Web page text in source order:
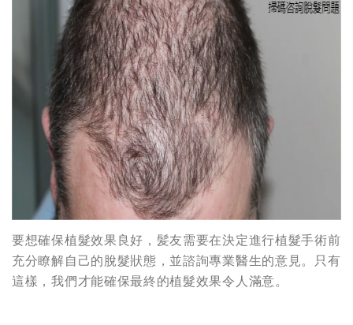
要想確保植髮效果良好，髪友需要在決定進行植髮手術前
充分瞭解自己的脫髮狀態，並諮詢專業醫生的意見。只有
這樣，我們才能確保最終的植髮效果令人滿意。